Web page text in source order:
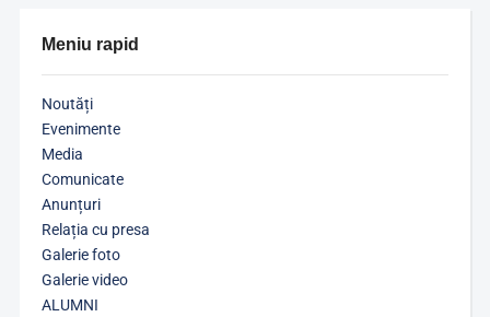
Meniu rapid
Noutăți
Evenimente
Media
Comunicate
Anunțuri
Relația cu presa
Galerie foto
Galerie video
ALUMNI